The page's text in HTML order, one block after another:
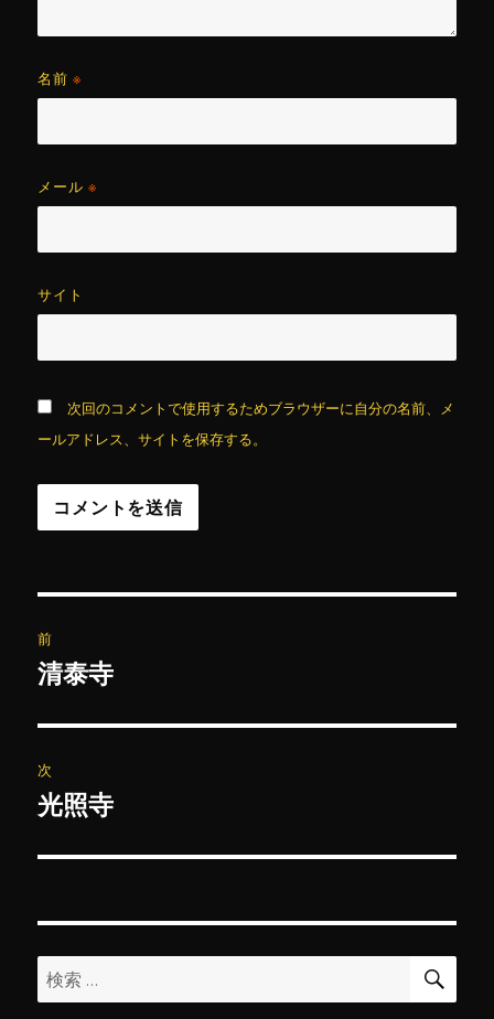
名前※
メール※
サイト
次回のコメントで使用するためブラウザーに自分の名前、メ
ールアドレス、サイトを保存する。
稿
ビ
ゲ
ー
ン
前
前
投
稿:
清泰寺
次
次
投
光照寺
検
索:
検